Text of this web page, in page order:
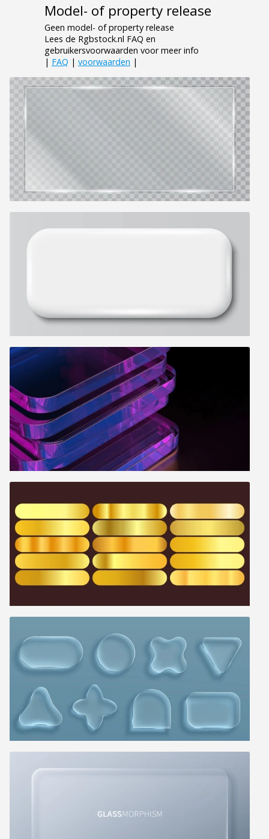
Model- of property release
Geen model- of property release
Lees de Rgbstock.nl FAQ en
gebruikersvoorwaarden voor meer info
| FAQ | voorwaarden |